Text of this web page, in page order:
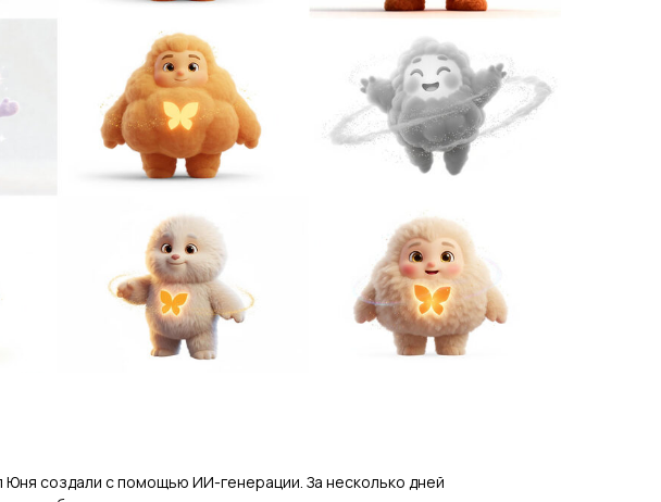
Юня создали с помощью ИИ-генерации. За несколько дней